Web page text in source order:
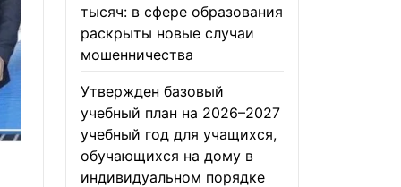
тысяч: в сфере образования
раскрыты новые случаи
мошенничества
Утвержден базовый
учебный план на 2026–2027
учебный год для учащихся,
обучающихся на дому в
индивидуальном порядке